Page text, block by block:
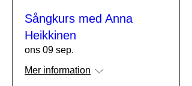
Sångkurs med Anna
Heikkinen
ons 09 sep.
Mer information